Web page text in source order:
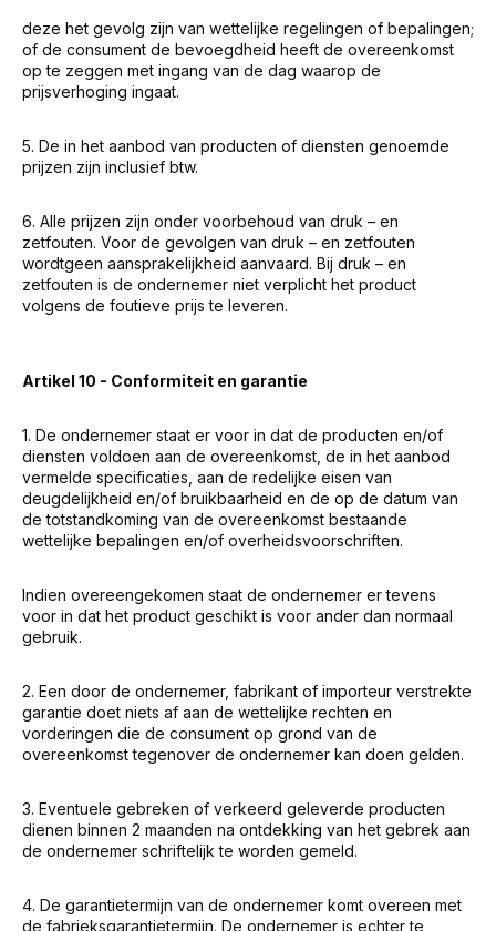
deze het gevolg zijn van wettelijke regelingen of bepalingen;
of de consument de bevoegdheid heeft de overeenkomst
op te zeggen met ingang van de dag waarop de
prijsverhoging ingaat.
5. De in het aanbod van producten of diensten genoemde
prijzen zijn inclusief btw.
6. Alle prijzen zijn onder voorbehoud van druk – en
zetfouten. Voor de gevolgen van druk – en zetfouten
wordtgeen aansprakelijkheid aanvaard. Bij druk – en
zetfouten is de ondernemer niet verplicht het product
volgens de foutieve prijs te leveren.
Artikel 10 - Conformiteit en garantie
1. De ondernemer staat er voor in dat de producten en/of
diensten voldoen aan de overeenkomst, de in het aanbod
vermelde specificaties, aan de redelijke eisen van
deugdelijkheid en/of bruikbaarheid en de op de datum van
de totstandkoming van de overeenkomst bestaande
wettelijke bepalingen en/of overheidsvoorschriften.
Indien overeengekomen staat de ondernemer er tevens
voor in dat het product geschikt is voor ander dan normaal
gebruik.
2. Een door de ondernemer, fabrikant of importeur verstrekte
garantie doet niets af aan de wettelijke rechten en
vorderingen die de consument op grond van de
overeenkomst tegenover de ondernemer kan doen gelden.
3. Eventuele gebreken of verkeerd geleverde producten
dienen binnen 2 maanden na ontdekking van het gebrek aan
de ondernemer schriftelijk te worden gemeld.
4. De garantietermijn van de ondernemer komt overeen met
de fabrieksgarantietermijn. De ondernemer is echter te